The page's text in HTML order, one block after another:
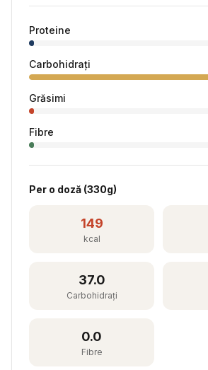
Proteine
Carbohidrați
Grăsimi
Fibre
Per o doză (330g)
149
kcal
37.0
Carbohidrați
0.0
Fibre